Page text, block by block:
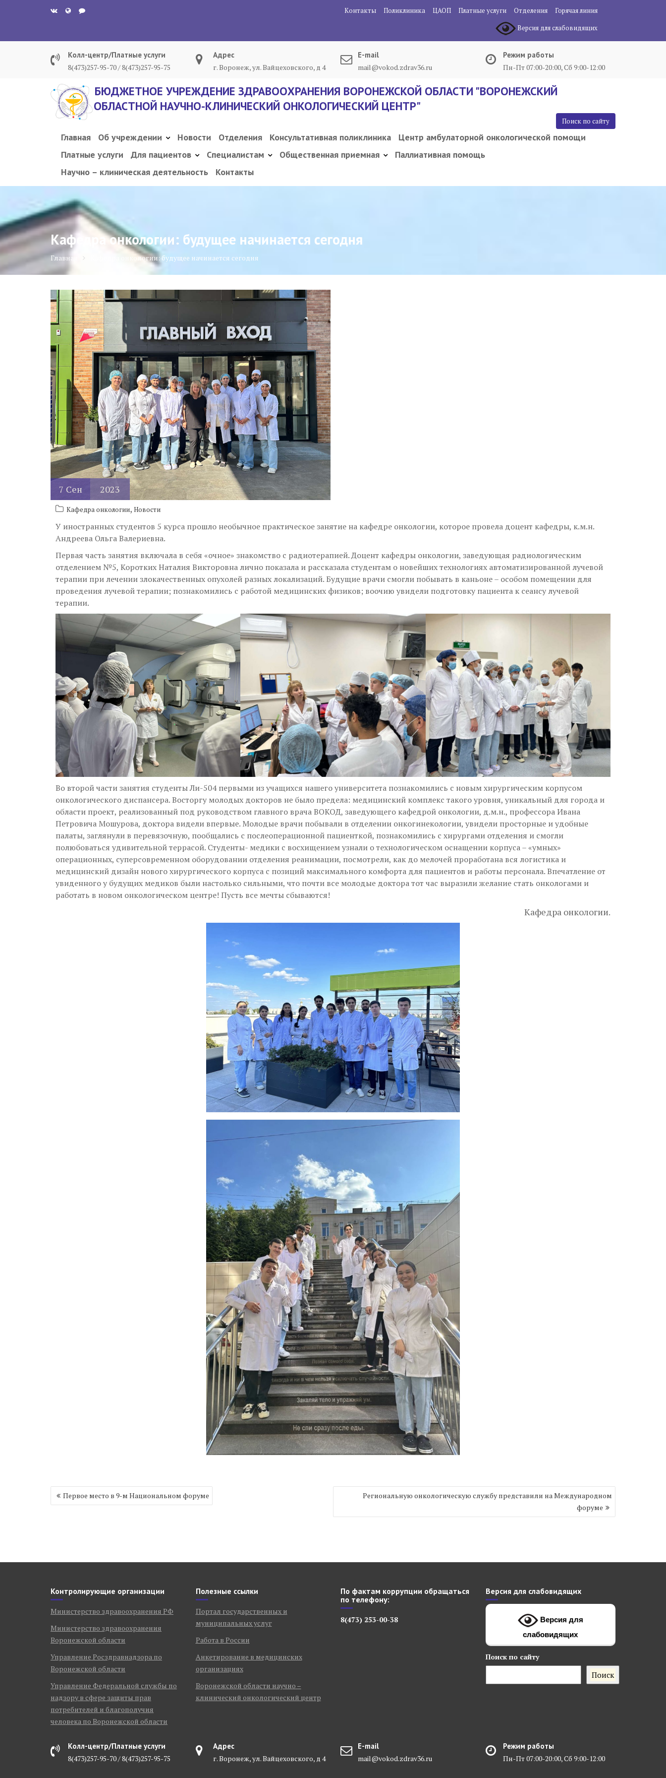
Контакты Поликлиника ЦАОП Платные услуги Отделения
Горячая линия
Версия для слабовидящих
Колл-центр/Платные услуги
8(473)257-95-70 / 8(473)257-95-75
Адрес
г. Воронеж, ул. Вайцеховского, д 4
E-mail
mail@vokod.zdrav36.ru
Режим работы
Пн-Пт 07:00-20:00, Сб 9:00-12:00
БЮДЖЕТНОЕ УЧРЕЖДЕНИЕ ЗДРАВООХРАНЕНИЯ ВОРОНЕЖСКОЙ ОБЛАСТИ "ВОРОНЕЖСКИЙ
ОБЛАСТНОЙ НАУЧНО-КЛИНИЧЕСКИЙ ОНКОЛОГИЧЕСКИЙ ЦЕНТР"
Поиск по сайту
Главная Об учреждении Новости Отделения Консультативная поликлиника
Центр амбулаторной онкологической помощи
Платные услуги
Для пациентов Специалистам Общественная приемная
Паллиативная помощь
Научно – клиническая деятельность
Контакты
Кафедра онкологии: будущее начинается сегодня
Главная Кафедра онкологии: будущее начинается сегодня
7 Сен 2023
Кафедра онкологии, Новости
У иностранных студентов 5 курса прошло необычное практическое занятие на кафедре онкологии, которое провела доцент кафедры, к.м.н.
Андреева Ольга Валериевна.
Первая часть занятия включала в себя «очное» знакомство с радиотерапией. Доцент кафедры онкологии, заведующая радиологическим
отделением №5, Коротких Наталия Викторовна лично показала и рассказала студентам о новейших технологиях автоматизированной лучевой
терапии при лечении злокачественных опухолей разных локализаций. Будущие врачи смогли побывать в каньоне – особом помещении для
проведения лучевой терапии; познакомились с работой медицинских физиков; воочию увидели подготовку пациента к сеансу лучевой
терапии.
Во второй части занятия студенты Ли-504 первыми из учащихся нашего университета познакомились с новым хирургическим корпусом
онкологического диспансера. Восторгу молодых докторов не было предела: медицинский комплекс такого уровня, уникальный для города и
области проект, реализованный под руководством главного врача ВОКОД, заведующего кафедрой онкологии, д.м.н., профессора Ивана
Петровича Мошурова, доктора видели впервые. Молодые врачи побывали в отделении онкогинекологии, увидели просторные и удобные
палаты, заглянули в перевязочную, пообщались с послеоперационной пациенткой, познакомились с хирургами отделения и смогли
полюбоваться удивительной террасой. Студенты- медики с восхищением узнали о технологическом оснащении корпуса – «умных»
операционных, суперсовременном оборудовании отделения реанимации, посмотрели, как до мелочей проработана вся логистика и
медицинский дизайн нового хирургического корпуса с позиций максимального комфорта для пациентов и работы персонала. Впечатление от
увиденного у будущих медиков были настолько сильными, что почти все молодые доктора тот час выразили желание стать онкологами и
работать в новом онкологическом центре! Пусть все мечты сбываются!
Кафедра онкологии.
Навигация
по
Первое место в 9-м Национальном форуме
Региональную онкологическую службу представили на Международном
форуме
Контролирующие организации
Министерство здравоохранения РФ
Министерство здравоохранения
Воронежской области
Управление Росздравнадзора по
Воронежской области
Управление Федеральной службы по
надзору в сфере защиты прав
потребителей и благополучия
человека по Воронежской области
Полезные ссылки
Портал государственных и
муниципальных услуг
Работа в России
Анкетирование в медицинских
организациях
Воронежской области научно –
клинический онкологический центр
По фактам коррупции обращаться
по телефону:
8(473) 253-00-38
Версия для слабовидящих
Версия для
слабовидящих
Поискпо сайту
Поиск
Колл-центр/Платные услуги
8(473)257-95-70 / 8(473)257-95-75
Адрес
г. Воронеж, ул. Вайцеховского, д 4
E-mail
mail@vokod.zdrav36.ru
Режим работы
Пн-Пт 07:00-20:00, Сб 9:00-12:00